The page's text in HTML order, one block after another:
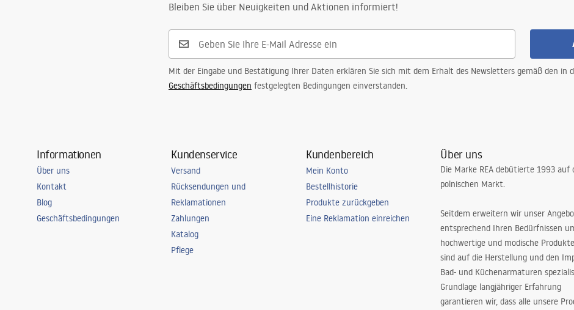
Bleiben Sie über Neuigkeiten und Aktionen informiert!
Mit der Eingabe und Bestätigung Ihrer Daten erklären Sie sich mit dem Erhalt des Newsletters gemäß den in
Geschäftsbedingungen festgelegten Bedingungen einverstanden.
Informationen
Über uns
Kontakt
Blog
Geschäftsbedingungen
Kundenservice
Versand
Rücksendungen und
Reklamationen
Zahlungen
Katalog
Pflege
Kundenbereich
Mein Konto
Bestellhistorie
Produkte zurückgeben
Eine Reklamation einreichen
Über uns
Die Marke REA debütierte 1993 auf
polnischen Markt.
Seitdem erweitern wir unser
entsprechend Ihren Bedürfnissen
hochwertige und modische
sind auf die Herstellung und den
Bad- und Küchenarmaturen
Grundlage langjähriger Erfahrung
garantieren wir, dass alle unsere